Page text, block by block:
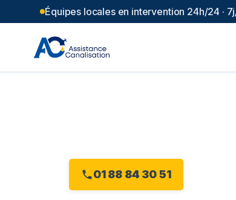
Équipes locales en intervention 24h/24 ·
01 88 84 30 51